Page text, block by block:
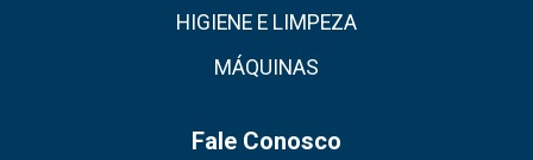
HIGIENE E LIMPEZA
MÁQUINAS
Fale Conosco